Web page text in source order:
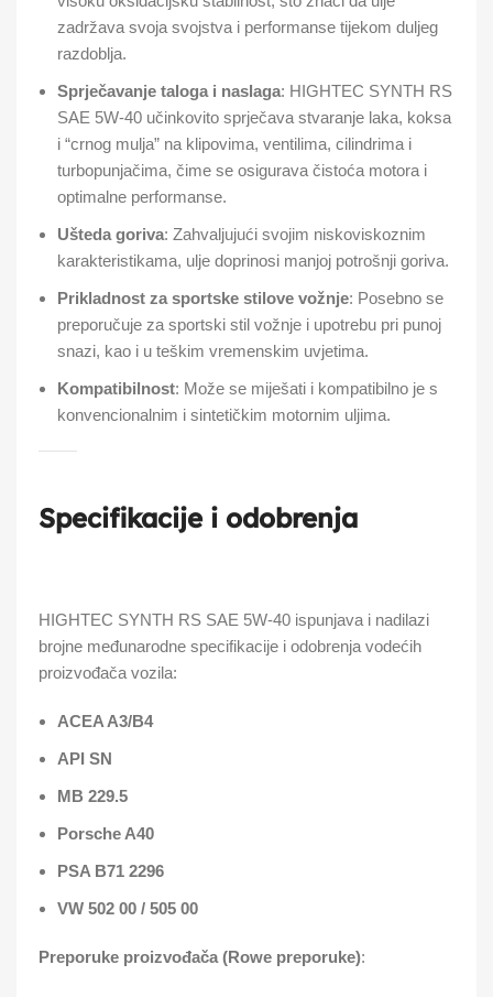
zadržava svoja svojstva i performanse tijekom duljeg
razdoblja.
Sprječavanje taloga i naslaga: HIGHTEC SYNTH RS
SAE 5W-40 učinkovito sprječava stvaranje laka, koksa
i “crnog mulja” na klipovima, ventilima, cilindrima i
turbopunjačima, čime se osigurava čistoća motora i
optimalne performanse.
Ušteda goriva: Zahvaljujući svojim niskoviskoznim
karakteristikama, ulje doprinosi manjoj potrošnji goriva.
Prikladnost za sportske stilove vožnje: Posebno se
preporučuje za sportski stil vožnje i upotrebu pri punoj
snazi, kao i u teškim vremenskim uvjetima.
Kompatibilnost: Može se miješati i kompatibilno je s
konvencionalnim i sintetičkim motornim uljima.
Specifikacije i odobrenja
HIGHTEC SYNTH RS SAE 5W-40 ispunjava i nadilazi
brojne međunarodne specifikacije i odobrenja vodećih
proizvođača vozila:
ACEA A3/B4
API SN
MB 229.5
Porsche A40
PSA B71 2296
VW 502 00 / 505 00
Preporuke proizvođača (Rowe preporuke):